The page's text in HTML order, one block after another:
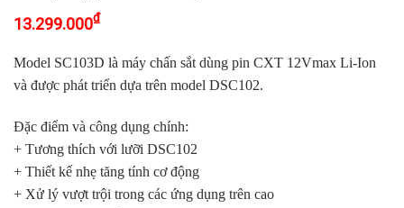
13.299.000₫
Model SC103D là máy chấn sắt dùng pin CXT 12Vmax Li-Ion
và được phát triển dựa trên model DSC102.
Đặc điểm và công dụng chính:
+ Tương thích với lưỡi DSC102
+ Thiết kế nhẹ tăng tính cơ động
+ Xử lý vượt trội trong các ứng dụng trên cao